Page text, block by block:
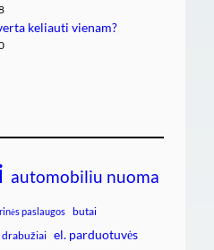
keliauti vienam?
automobiliu nuoma
paslaugos butai
drabužiai el. parduotuvės